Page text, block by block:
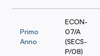
Primo
Anno
ECON-
07/A
(SECS-
P/08)